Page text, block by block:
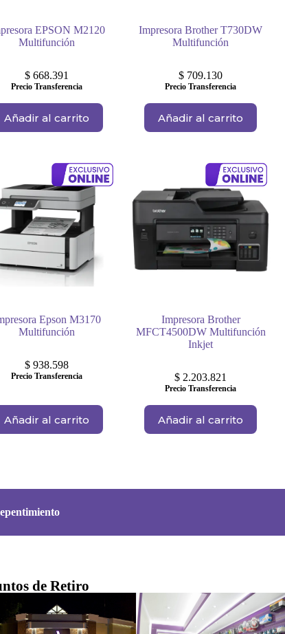
EPSON M2120
Multifunción
$ 668.391
Precio Transferencia
Añadir al carrito
Impresora Brother T730DW
Multifunción
$ 709.130
Precio Transferencia
Añadir al carrito
Epson M3170
Multifunción
$ 938.598
Precio Transferencia
Añadir al carrito
Impresora Brother
MFCT4500DW Multifunción
Inkjet
$ 2.203.821
Precio Transferencia
Añadir al carrito
de Retiro